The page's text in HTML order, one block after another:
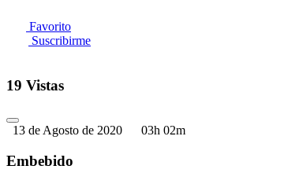
Favorito
Suscribirme
19 Vistas
13 de Agosto de 2020 03h 02m
Embebido